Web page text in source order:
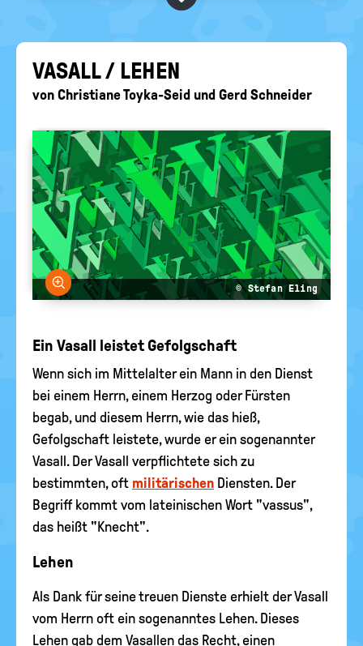
politische
EURE AKTUELLEN FRAGEN...
VA­SALL / LEHEN
von Christiane Toyka-Seid und Gerd Schneider
Bild vergrößern
© Stefan Eling
Ein Vasall leistet Gefolgschaft
Wenn sich im Mittelalter ein Mann in den Dienst
bei einem Herrn, einem Herzog oder Fürsten
begab, und diesem Herrn, wie das hieß,
Gefolgschaft leistete, wurde er ein sogenannter
Vasall. Der Vasall verpflichtete sich zu
bestimmten, oft militärischen Diensten. Der
Begriff kommt vom lateinischen Wort "vassus",
das heißt "Knecht".
Lehen
Als Dank für seine treuen Dienste erhielt der Vasall
vom Herrn oft ein sogenanntes Lehen. Dieses
Lehen gab dem Vasallen das Recht, einen